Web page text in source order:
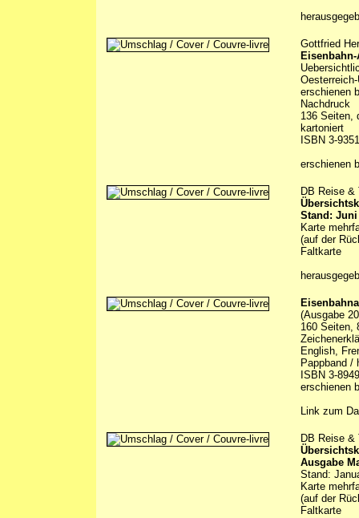
Gottfried
erschienen
Nachdruck
136 Seiten,
kartoniert
ISBN 3-
erschienen
DB Reise &
Stand: Juni
Karte
(auf der
Faltkarte
(Ausgabe
160 Seiten,
English,
Pappband /
ISBN 3-
erschienen
Link zum
DB Reise &
Ausgabe
Stand:
Karte
(auf der
Faltkarte